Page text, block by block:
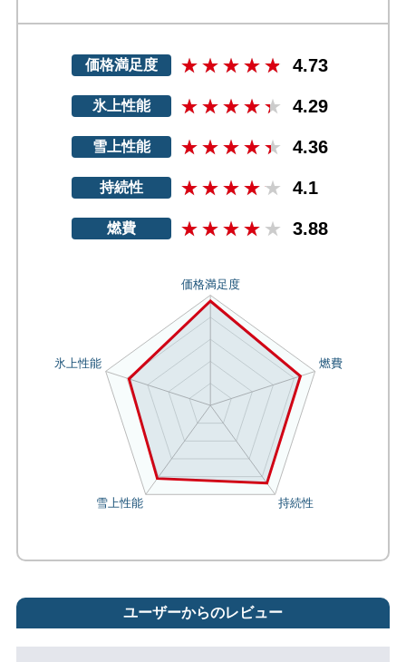
価格満足度 4.73
氷上性能 4.29
雪上性能 4.36
持続性 4.1
燃費 3.88
ユーザーからのレビュー